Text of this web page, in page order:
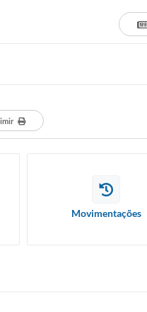
Movimentações